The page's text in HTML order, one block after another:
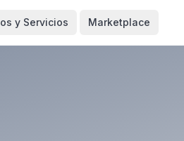
y Servicios Marketplace